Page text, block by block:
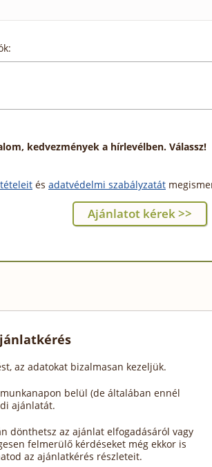
kedvezmények a hírlevélben. Válassz!
és adatvédelmi szabályzatát
az adatokat bizalmasan kezeljük.
belül (de általában ennél
ajánlatát.
dönthetsz az ajánlat elfogadásáról vagy
felmerülő kérdéseket még ekkor is
az ajánlatkérés részleteit.